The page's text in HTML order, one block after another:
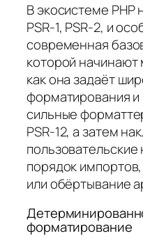
В экосистеме PHP
PSR-1, PSR-2, и
современная
которой
как она задаёт
форматирования
сильные
PSR-12, а затем
пользовательские
порядок
или обёртывание
форматирование